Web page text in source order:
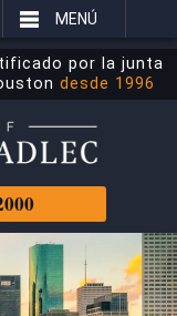
MENÚ
por la junta
desde 1996